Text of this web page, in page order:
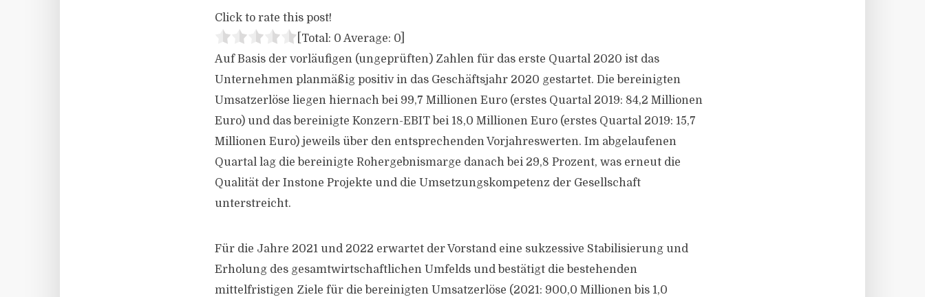
Click to rate this post!
[Total: 0 Average: 0
Auf Basis der vorläufigen (ungeprüften) Zahlen für das erste Quartal 2020 ist das
Unternehmen planmäßig positiv in das Geschäftsjahr 2020 gestartet. Die bereinigten
Umsatzerlöse liegen hiernach bei 99,7 Millionen Euro (erstes Quartal 2019: 84,2 Millionen
Euro) und das bereinigte Konzern-EBIT bei 18,0 Millionen Euro (erstes Quartal 2019: 15,7
Millionen Euro) jeweils über den entsprechenden Vorjahreswerten. Im abgelaufenen
Quartal lag die bereinigte Rohergebnismarge danach bei 29,8 Prozent, was erneut die
Qualität der Instone Projekte und die Umsetzungskompetenz der Gesellschaft
unterstreicht.
Für die Jahre 2021 und 2022 erwartet der Vorstand eine sukzessive Stabilisierung und
Erholung des gesamtwirtschaftlichen Umfelds und bestätigt die bestehenden
mittelfristigen Ziele für die bereinigten Umsatzerlöse (2021: 900,0 Millionen bis 1,0